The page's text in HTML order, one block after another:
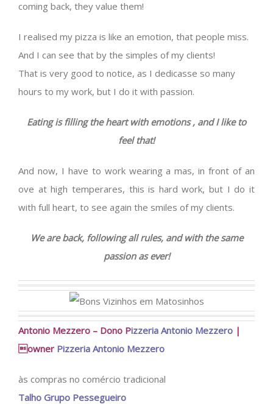
coming back, they value them!
I realised my pizza is like an emotion, that people miss.
And I can see that by the simples of my clients!
That is very good to notice, as I dedicasse so many
hours to my work, but I do it with passion.
Eating is filling the heart with emotions , and I like to
feel that!
And now, I have to work wearing a mas, in front of an
ove at high temperares, this is hard work, but I do it
with full heart, to see again the smiles of my clients.
We are back, following all rules, and with the same
passion as ever!
Antonio Mezzero – Dono Pizzeria Antonio Mezzero |
owner Pizzeria Antonio Mezzero
às compras no comércio tradicional
Talho Grupo Pessegueiro